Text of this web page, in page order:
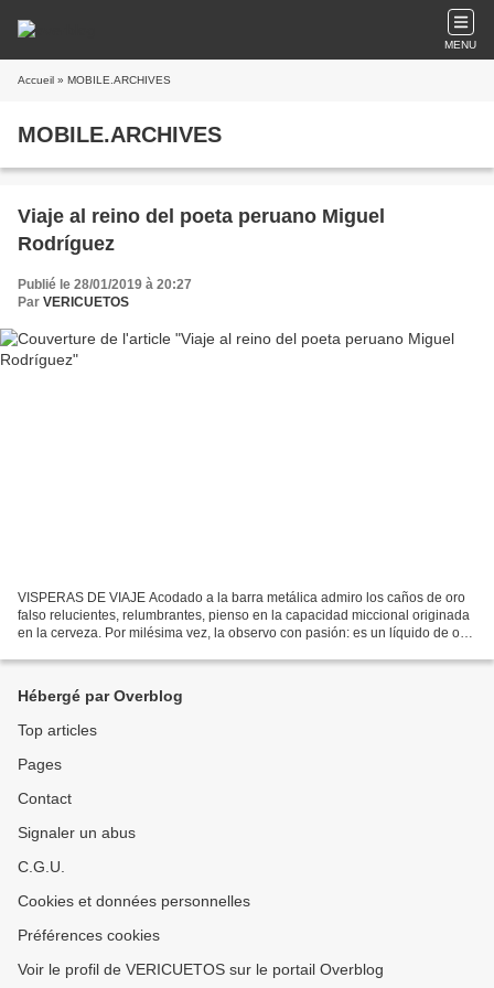
MENU
Accueil » MOBILE.ARCHIVES
MOBILE.ARCHIVES
Viaje al reino del poeta peruano Miguel
Rodríguez
Publié le 28/01/2019 à 20:27
Par VERICUETOS
VISPERAS DE VIAJE Acodado a la barra metálica admiro los caños de oro
falso relucientes, relumbrantes, pienso en la capacidad miccional originada
en la cerveza. Por milésima vez, la observo con pasión: es un líquido de oro
Hébergé par Overblog
Top articles
Pages
Contact
Signaler un abus
C.G.U.
Cookies et données personnelles
Préférences cookies
Voir le profil de VERICUETOS sur le portail Overblog